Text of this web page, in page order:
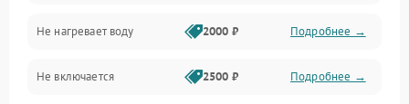
Датчики
Нагрев
Не нагревает воду 2000 ₽ Подробнее →
Не включается 2500 ₽ Подробнее →